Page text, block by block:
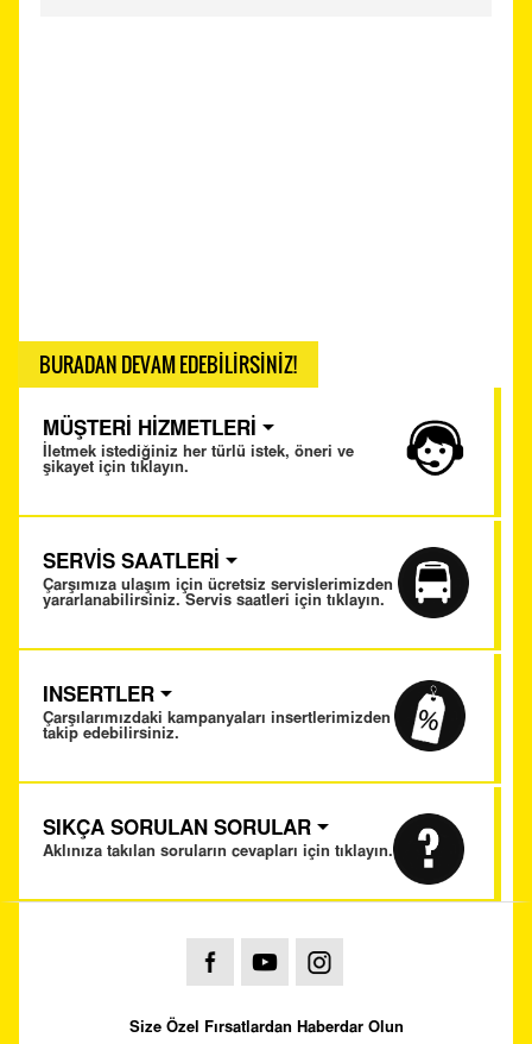
BURADAN DEVAM EDEBİLİRSİNİZ!
MÜŞTERİ HİZMETLERİ
İletmek istediğiniz her türlü istek, öneri ve
şikayet için tıklayın.
SERVİS SAATLERİ
Çarşımıza ulaşım için ücretsiz servislerimizden
yararlanabilirsiniz. Servis saatleri için tıklayın.
INSERTLER
Çarşılarımızdaki kampanyaları insertlerimizden
takip edebilirsiniz.
SIKÇA SORULAN SORULAR
Aklınıza takılan soruların cevapları için tıklayın.
Size Özel Fırsatlardan Haberdar Olun